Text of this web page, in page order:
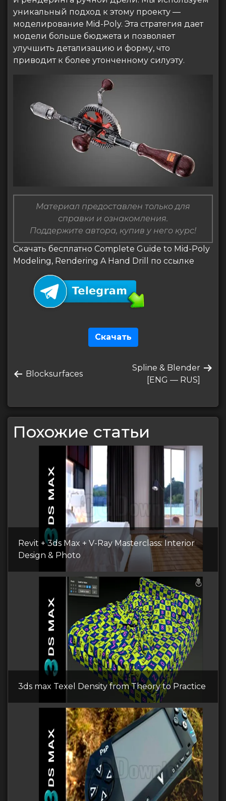
уникальный подход к этому проекту —
моделирование Mid-Poly. Эта стратегия дает
модели больше бюджета и позволяет
улучшить детализацию и форму, что
приводит к более утонченному силуэту.
Материал предоставлен только для
справки и ознакомления.
Поддержите автора, купив у него курс!
Скачать бесплатно Complete Guide to Mid-Poly
Modeling, Rendering A Hand Drill по ссылке
Скачать
поПредыдущая
Blocksurfaces
Следующая
запись
Spline & Blender
[ENG — RUS]
Похожие статьи
Revit + 3ds Max + V-Ray Masterclass: Interior
Design & Photo
3ds max Texel Density from Theory to Practice